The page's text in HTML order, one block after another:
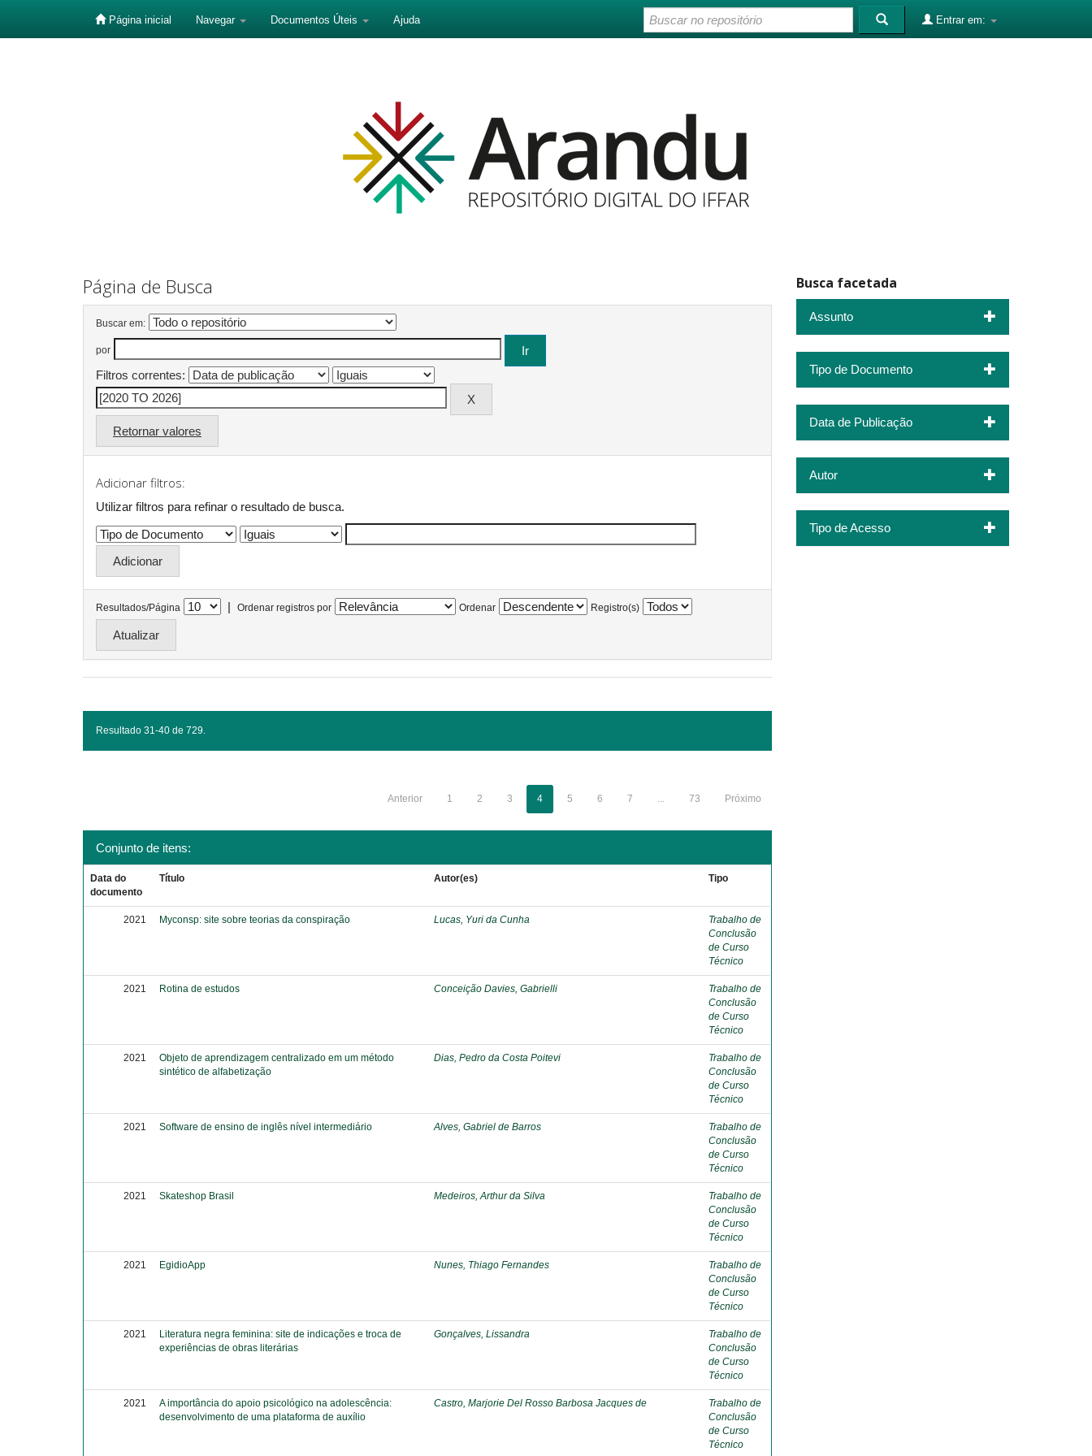
Página inicial Navegar Documentos Úteis Ajuda Entrar em:
Página de Busca
Buscar em:
por
Filtros correntes:
Retornar valores
Adicionar filtros:
Utilizar filtros para refinar o resultado de busca.
Resultados/Página | Ordenar registros por Ordenar Registro(s)
Resultado 31-40 de 729.
Anterior 1 2 3 4 5 6 7 ... 73 Próximo
Conjunto de itens:
Data do
documento
Título Autor(es) Tipo
2021 Myconsp: site sobre teorias da conspiração Lucas, Yuri da Cunha
Trabalho de
Conclusão
de Curso
Técnico
2021 Rotina de estudos Conceição Davies, Gabrielli
Trabalho de
Conclusão
de Curso
Técnico
2021
Objeto de aprendizagem centralizado em um método
sintético de alfabetização
Dias, Pedro da Costa Poitevi
Trabalho de
Conclusão
de Curso
Técnico
2021 Software de ensino de inglês nível intermediário Alves, Gabriel de Barros
Trabalho de
Conclusão
de Curso
Técnico
2021 Skateshop Brasil Medeiros, Arthur da Silva
Trabalho de
Conclusão
de Curso
Técnico
2021 EgidioApp Nunes, Thiago Fernandes
Trabalho de
Conclusão
de Curso
Técnico
2021
Literatura negra feminina: site de indicações e troca de
experiências de obras literárias
Gonçalves, Lissandra
Trabalho de
Conclusão
de Curso
Técnico
2021
A importância do apoio psicológico na adolescência:
desenvolvimento de uma plataforma de auxílio
Castro, Marjorie Del Rosso Barbosa Jacques de
Trabalho de
Conclusão
de Curso
Técnico
Busca facetada
Assunto
Tipo de Documento
Data de Publicação
Autor
Tipo de Acesso